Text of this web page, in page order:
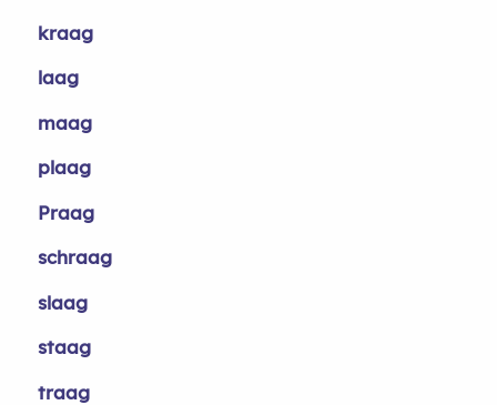
kraag
laag
maag
plaag
Praag
schraag
slaag
staag
traag